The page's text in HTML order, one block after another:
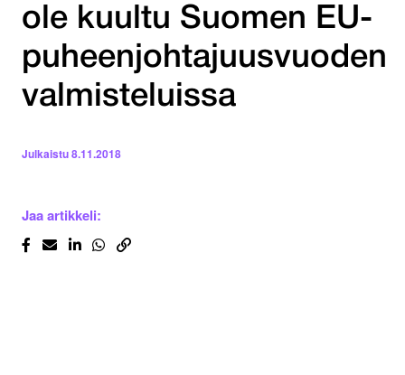
ole kuultu Suomen EU-
puheenjohtajuusvuoden
valmisteluissa
Julkaistu8.11.2018
Jaa artikkeli: